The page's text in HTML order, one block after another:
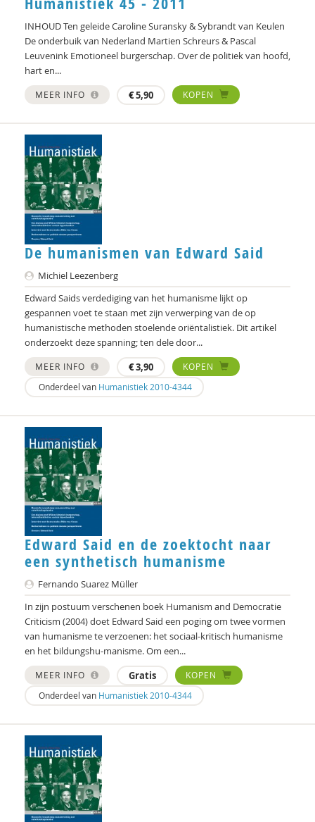
Clementine Degener
Peter Derkx
Gerda van Dijk
Marlijn Dingshoff
Elizabeth van Dis
Joep Dohmen
Simone van Dongen
Olivier van Donk
prof. dr. Peter Derkx
Joachim Duyndam
Didier Fassin
Olaf Galisch
Kees Greven
Jason Heap
Bas Heijne
Kees Hellingman
Christoph Henning
Bart Hetebrij
Felix van Hoften
Henriette Hoogenkamp
Marjan Houkes
Wim Hullegie
Hester IJsseling
Pieter Ippel
INHOUD Ten geleide Caroline Suransky & Sybrandt van Keulen
De onderbuik van Nederland Martien Schreurs & Pascal
Leuvenink Emotioneel burgerschap. Over de politiek van hoofd,
hart en...
MEER INFO €5,90 KOPEN
De humanismen van Edward Said
Michiel Leezenberg
Edward Saids verdediging van het humanisme lijkt op
gespannen voet te staan met zijn verwerping van de op
humanistische methoden stoelende oriëntalistiek. Dit artikel
onderzoekt deze spanning; ten dele door...
MEER INFO €3,90
KOPEN
Onderdeel van Humanistiek 2010-4344
Edward Said en de zoektocht naar
een synthetisch humanisme
Fernando Suarez Müller
In zijn postuum verschenen boek Humanism and Democratie
Criticism (2004) doet Edward Said een poging om twee vormen
van humanisme te verzoenen: het sociaal-kritisch humanisme
en het bildungshu-manisme. Om een...
MEER INFO Gratis
KOPEN
Onderdeel van Humanistiek 2010-4344